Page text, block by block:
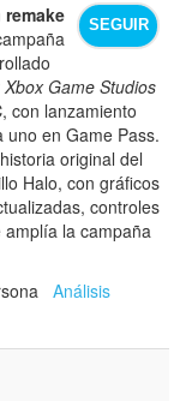
SEGUIR
remake
Xbox Game Studios
, con lanzamiento
en Game Pass.
original del
Halo, con gráficos
controles
la campaña
Análisis